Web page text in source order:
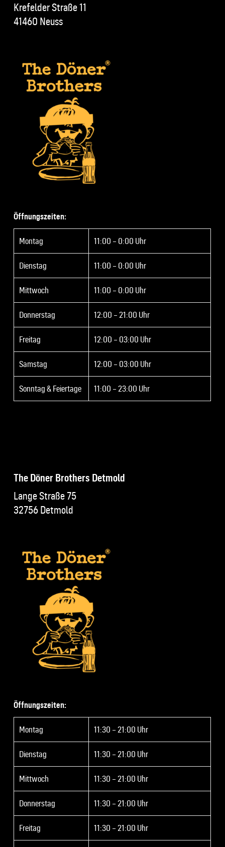
Krefelder Straße 11
41460 Neuss
Öffnungszeiten:
Montag 11:00 – 0:00 Uhr
Dienstag 11:00 – 0:00 Uhr
Mittwoch 11:00 – 0:00 Uhr
Donnerstag 12:00 – 21:00 Uhr
Freitag 12:00 – 03:00 Uhr
Samstag 12:00 – 03:00 Uhr
Sonntag & Feiertage 11:00 – 23:00 Uhr
The Döner Brothers Detmold
Lange Straße 75
32756 Detmold
Öffnungszeiten:
Montag 11:30 – 21:00 Uhr
Dienstag 11:30 – 21:00 Uhr
Mittwoch 11:30 – 21:00 Uhr
Donnerstag 11:30 – 21:00 Uhr
Freitag 11:30 – 21:00 Uhr